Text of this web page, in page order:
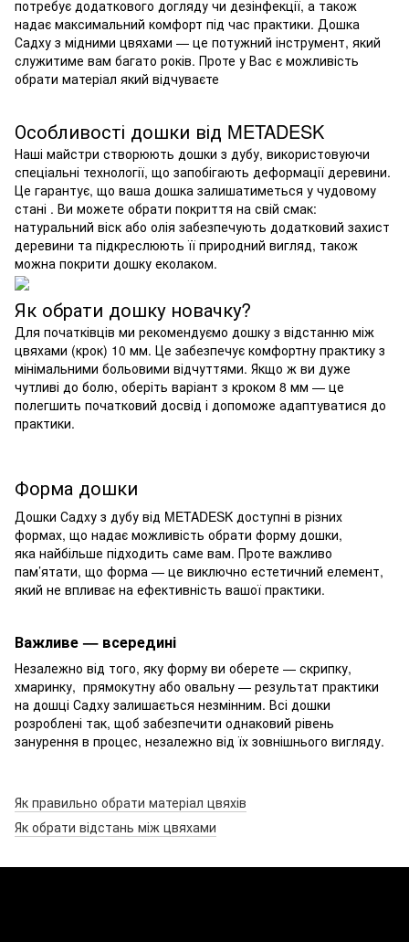
потребує додаткового догляду чи дезінфекції, а також
надає максимальний комфорт під час практики. Дошка
Садху з мідними цвяхами — це потужний інструмент, який
служитиме вам багато років. Проте у Вас є можливість
обрати матеріал який відчуваєте
Особливості дошки від METADESK
Наші майстри створюють дошки з дубу, використовуючи
спеціальні технології, що запобігають деформації деревини.
Це гарантує, що ваша дошка залишатиметься у чудовому
стані . Ви можете обрати покриття на свій смак:
натуральний віск або олія забезпечують додатковий захист
деревини та підкреслюють її природний вигляд, також
можна покрити дошку еколаком.
Як обрати дошку новачку?
Для початківців ми рекомендуємо дошку з відстанню між
цвяхами (крок) 10 мм. Це забезпечує комфортну практику з
мінімальними больовими відчуттями. Якщо ж ви дуже
чутливі до болю, оберіть варіант з кроком 8 мм — це
полегшить початковий досвід і допоможе адаптуватися до
практики.
Форма дошки
Дошки Садху з дубу від METADESK доступні в різних
формах, що надає можливість обрати форму дошки,
яка найбільше підходить саме вам. Проте важливо
пам’ятати, що форма — це виключно естетичний елемент,
який не впливає на ефективність вашої практики.
Важливе — всередині
Незалежно від того, яку форму ви оберете — скрипку,
хмаринку, прямокутну або овальну — результат практики
на дошці Садху залишається незмінним. Всі дошки
розроблені так, щоб забезпечити однаковий рівень
занурення в процес, незалежно від їх зовнішнього вигляду.
Як правильно обрати матеріал цвяхів
Як обрати відстань між цвяхами